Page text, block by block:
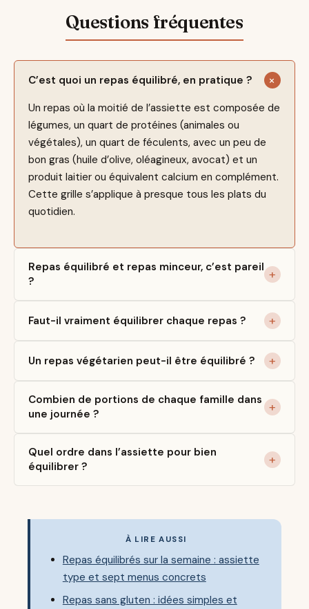
C’est quoi un repas équilibré, en pratique ?
Un repas où la moitié de l’assiette est composée de
légumes, un quart de protéines (animales ou
végétales), un quart de féculents, avec un peu de
bon gras (huile d’olive, oléagineux, avocat) et un
produit laitier ou équivalent calcium en complément.
Cette grille s’applique à presque tous les plats du
quotidien.
Repas équilibré et repas minceur, c’est pareil
?
Faut-il vraiment équilibrer chaque repas ?
Un repas végétarien peut-il être équilibré ?
Combien de portions de chaque famille dans
une journée ?
Quel ordre dans l’assiette pour bien
équilibrer ?
À LIRE AUSSI
Repas équilibrés sur la semaine : assiette
type et sept menus concrets
Repas sans gluten : idées simples et